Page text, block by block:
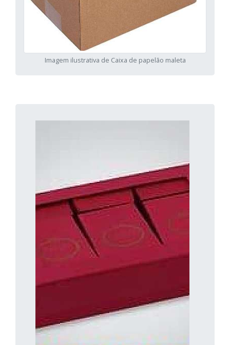
Imagem ilustrativa de Caixa de papelão maleta